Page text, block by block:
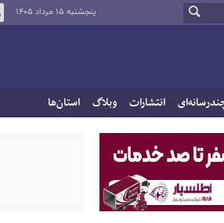
پنجشنبه ۱۵ مرداد ۱۴۰۵
انتشارات وبلاگ استان‌ها